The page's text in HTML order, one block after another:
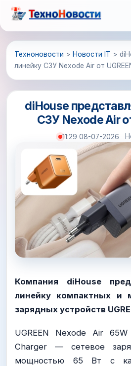
Перейти
содержимому
Техноновости > Новости IT >
линейку СЗУ Nexode Air от
diHouse
СЗУ Nexode Air
11:29 08-07-2026
Компания diHouse
линейку компактных и
зарядных устройств
UGREEN Nexode Air
Charger — сетевое
мощностью 65 Вт с